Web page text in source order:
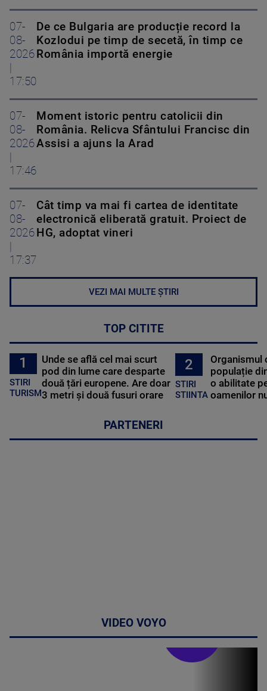
07-
08-
2026
17:50
De ce Bulgaria are producție record la
Kozlodui pe timp de secetă, în timp ce
România importă energie
07-
08-
2026
17:46
Moment istoric pentru catolicii din
România. Relicva Sfântului Francisc din
Assisi a ajuns la Arad
07-
08-
2026
17:37
Cât timp va mai fi cartea de identitate
electronică eliberată gratuit. Proiect de
HG, adoptat vineri
VEZI MAI MULTE ȘTIRI
TOP CITITE
1
STIRI
TURISM
Unde se află cel mai scurt
pod din lume care desparte
două țări europene. Are doar
3 metri și două fusuri orare
2
STIRI
STIINTA
Organismul
populație
o abilitate
oamenilor
PARTENERI
VIDEO VOYO